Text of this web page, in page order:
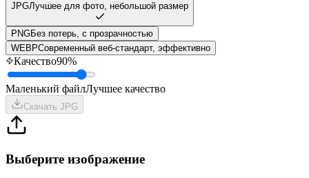
JPGЛучшее для фото, небольшой размер
PNGБез потерь, с прозрачностью
WEBPСовременный веб-стандарт, эффективно
Качество90%
Маленький файлЛучшее качество
Скачать JPG
Выберите изображение